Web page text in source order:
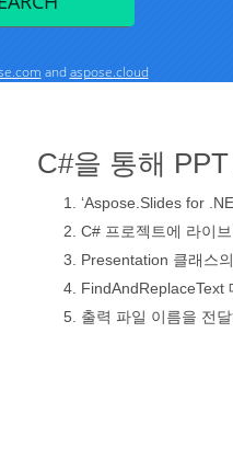
C#을 통해
‘Aspose.Slides for
C# 프로젝트에 라이
Presentation 클래스
FindAndReplaceText
출력 파일 이름을 전